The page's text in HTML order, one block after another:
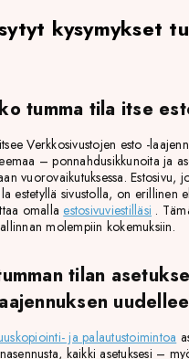
kysymykset
tumma tila itse
Verkkosivustojen esto -
– ponnahdusikkunoita ja
vuorovaikutuksessa. Estosivu,
estetyllä sivustolla, on erillinen
omallaestosivuviestilläsi .
molempiin kokemuksiin.
tilan
ja palautustoimintoa
kaikki asetuksesi –